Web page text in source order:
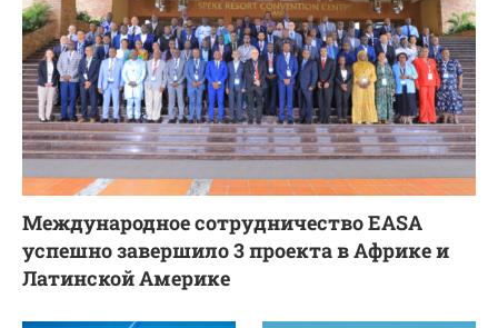
Международное сотрудничество EASA
успешно завершило 3 проекта в Африке и
Латинской Америке